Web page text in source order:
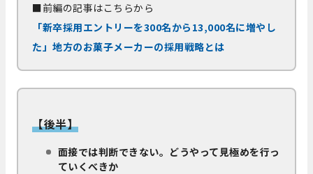
■前編の記事はこちらから
「新卒採用エントリーを300名から13,000名に増やし
た」地方のお菓子メーカーの採用戦略とは
【後半】
面接では判断できない。どうやって見極めを行っ
ていくべきか